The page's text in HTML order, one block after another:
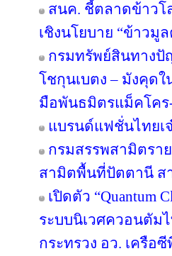
สนค. ชี้ตลาดข้าวโ
เชิงนโยบาย “ข้าวมู
กรมทรัพย์สินทางปั
โชกุนเบตง – มังคุด
มือพันธมิตรแม็คโคร
แบรนด์แฟชั่นไทยเ
กรมสรรพสามิตรา
สามิตพื้นที่ปัตตานี ส
เปิดตัว “Quantum
ระบบนิเวศควอนตัม
กระทรวง อว. เครือ